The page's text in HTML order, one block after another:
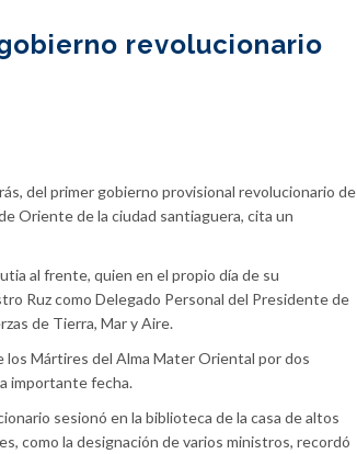
revolucionario
del primer gobierno provisional revolucionario de
Oriente de la ciudad santiaguera, cita un
al frente, quien en el propio día de su
Ruz como Delegado Personal del Presidente de
de Tierra, Mar y Aire.
Mártires del Alma Mater Oriental por dos
importante fecha.
sesionó en la biblioteca de la casa de altos
como la designación de varios ministros, recordó